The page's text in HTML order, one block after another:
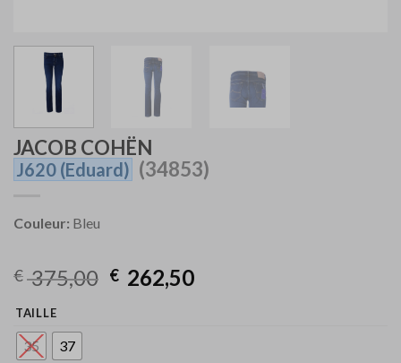
JACOB COHËN
J620 (Eduard) (34853)
Couleur: Bleu
€375,00 € 262,50
TAILLE
35 37